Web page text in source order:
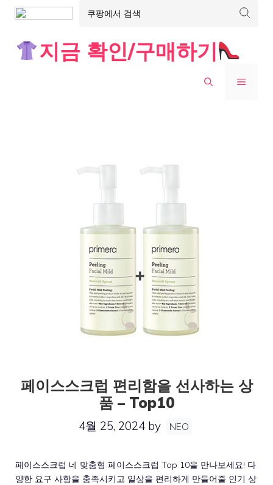
지금 확인/구매하기
MENU
페이스스크럽 편리함을 선사하는 상
품 – Top10
4월 25, 2024 by NEO
페이스스크럽 네 맞춤형 페이스스크럽 Top 10을 만나보세요! 다
양한 요구 사항을 충족시키고 일상을 편리하게 만들어줄 인기 상